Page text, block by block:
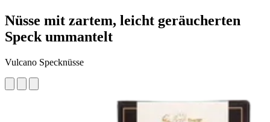
Nüsse mit zartem, leicht geräucherten
Speck ummantelt
Vulcano Specknüsse